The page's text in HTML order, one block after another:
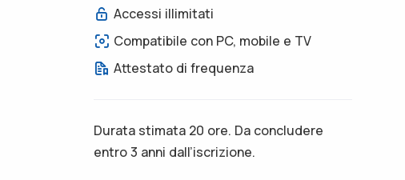
Accessi illimitati
Compatibile con PC, mobile e TV
Attestato di frequenza
Durata stimata 20 ore. Da concludere
entro 3 anni dall’iscrizione.